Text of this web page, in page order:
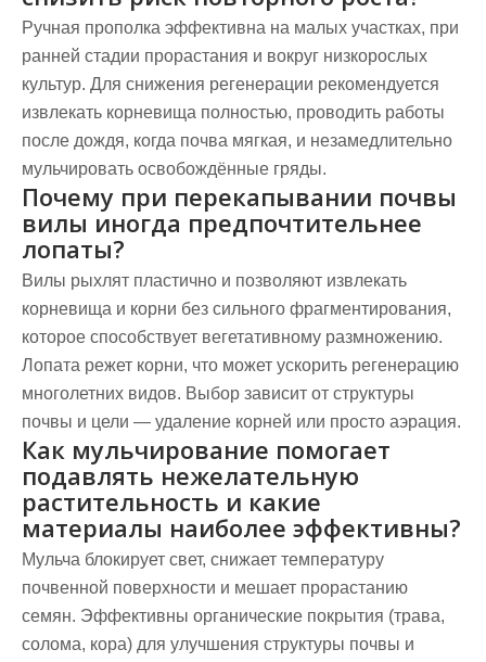
Ручная прополка эффективна на малых участках, при
ранней стадии прорастания и вокруг низкорослых
культур. Для снижения регенерации рекомендуется
извлекать корневища полностью, проводить работы
после дождя, когда почва мягкая, и незамедлительно
мульчировать освобождённые гряды.
Почему при перекапывании почвы
вилы иногда предпочтительнее
лопаты?
Вилы рыхлят пластично и позволяют извлекать
корневища и корни без сильного фрагментирования,
которое способствует вегетативному размножению.
Лопата режет корни, что может ускорить регенерацию
многолетних видов. Выбор зависит от структуры
почвы и цели — удаление корней или просто аэрация.
Как мульчирование помогает
подавлять нежелательную
растительность и какие
материалы наиболее эффективны?
Мульча блокирует свет, снижает температуру
почвенной поверхности и мешает прорастанию
семян. Эффективны органические покрытия (трава,
солома, кора) для улучшения структуры почвы и